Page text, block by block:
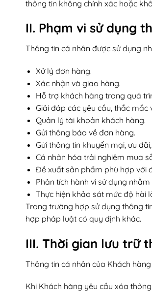
thông tin không chính xác hoặc
II. Phạm vi sử dụng
Thông tin cá nhân được sử dụng
Xử lý đơn hàng.
Xác nhận và giao hàng.
Hỗ trợ khách hàng trong quá
Giải đáp các yêu cầu, thắc mắc
Quản lý tài khoản khách hàng.
Gửi thông báo về đơn hàng.
Gửi thông tin khuyến mại, ưu
Cá nhân hóa trải nghiệm mua
Đề xuất sản phẩm phù hợp với
Phân tích hành vi sử dụng
Thực hiện khảo sát mức độ hài
Trong trường hợp sử dụng thông
hợp pháp luật có quy định khác.
III. Thời gian lưu trữ
Thông tin cá nhân của Khách
Khi Khách hàng yêu cầu xóa